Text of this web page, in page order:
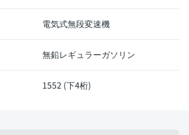
電気式無段変速機
無鉛レギュラーガソリン
1552 (下4桁)